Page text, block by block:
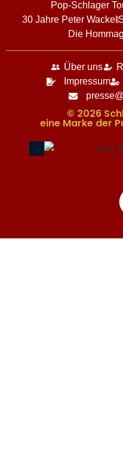
Pop-Schlager
30 Jahre Peter Wackel
Die
Über uns
Impressum
© 2026
eine Marke der